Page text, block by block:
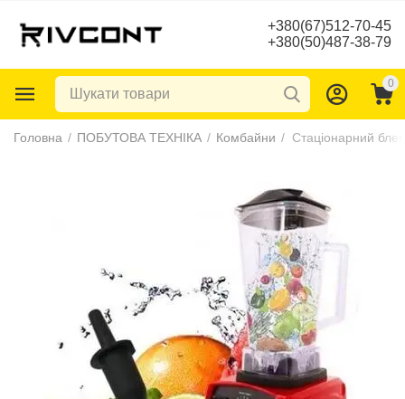
+380(67)512-70-45
+380(50)487-38-79
0
Головна / ПОБУТОВА ТЕХНІКА / Комбайни /